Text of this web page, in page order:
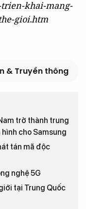
khai-mang-
gioi.htm
& Truyền thông
trở thành trung
cho Samsung
tán mã độc
nghệ 5G
tại Trung Quốc